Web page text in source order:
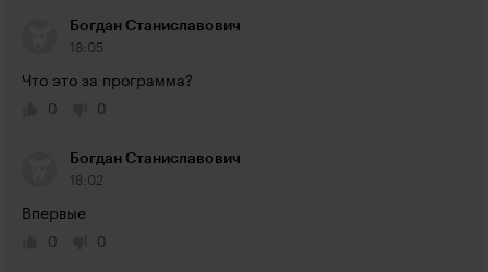
Богдан Станиславович
18:05
Что это за программа?
0
0
Богдан Станиславович
18:02
Впервые
0
0